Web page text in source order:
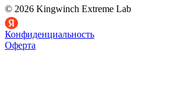
© 2026 Kingwinch Extreme Lab
Конфиденциальность
Оферта